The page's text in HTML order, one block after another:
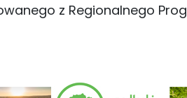
z Regionalnego